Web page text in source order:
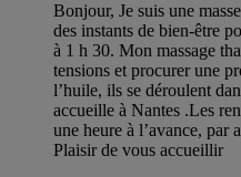
Bonjour, Je suis une
des instants de bien-être
à 1 h 30. Mon massage
tensions et procurer une
l’huile, ils se déroulent
accueille à Nantes .Les
une heure à l’avance,
Plaisir de vous accueillir